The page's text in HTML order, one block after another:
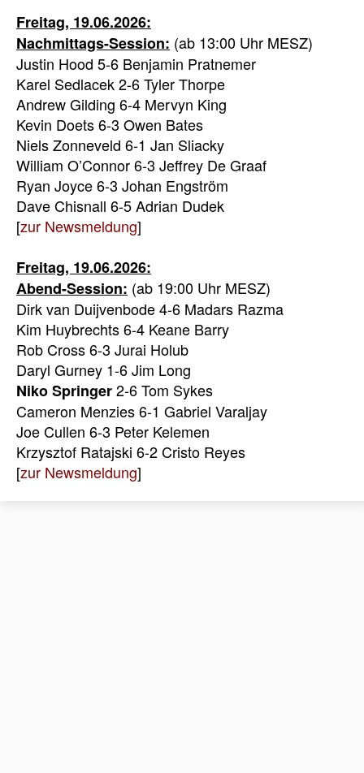
Freitag, 19.06.2026:
Nachmittags-Session: (ab 13:00 Uhr MESZ)
Justin Hood 5-6 Benjamin Pratnemer
Karel Sedlacek 2-6 Tyler Thorpe
Andrew Gilding 6-4 Mervyn King
Kevin Doets 6-3 Owen Bates
Niels Zonneveld 6-1 Jan Sliacky
William O’Connor 6-3 Jeffrey De Graaf
Ryan Joyce 6-3 Johan Engström
Dave Chisnall 6-5 Adrian Dudek
[zur Newsmeldung]
Freitag, 19.06.2026:
Abend-Session: (ab 19:00 Uhr MESZ)
Dirk van Duijvenbode 4-6 Madars Razma
Kim Huybrechts 6-4 Keane Barry
Rob Cross 6-3 Jurai Holub
Daryl Gurney 1-6 Jim Long
Niko Springer2-6 Tom Sykes
Cameron Menzies 6-1 Gabriel Varaljay
Joe Cullen 6-3 Peter Kelemen
Krzysztof Ratajski 6-2 Cristo Reyes
[zur Newsmeldung]